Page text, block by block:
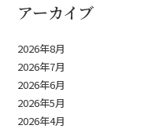
アーカイブ
2026年8月
2026年7月
2026年6月
2026年5月
2026年4月